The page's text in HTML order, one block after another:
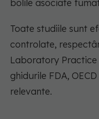
bolile asociate
Toate studiile sunt
controlate,
Laboratory Practice
ghidurile FDA,
relevante.